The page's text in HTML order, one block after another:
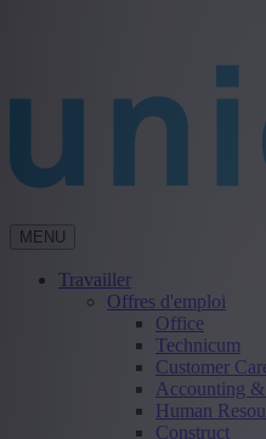
MENU
Travailler
Offres d'emploi
Office
Technicum
Customer
Accounting
Human
Construct